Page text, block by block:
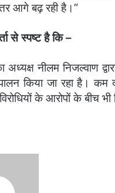
आगे बढ़ रही है।”
से स्पष्ट है कि –
अध्यक्ष नीलम निजल्वाण
किया जा रहा है। कम
के आरोपों के बीच